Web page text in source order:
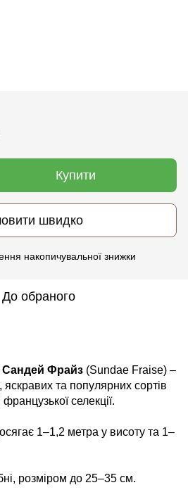
Купити
швидко
накопичувальної знижки
До обраного
Сандей Фрайз (Sundae Fraise) –
та популярних сортів
селекції.
1–1,2 метра у висоту та 1–
розміром до 25–35 см.